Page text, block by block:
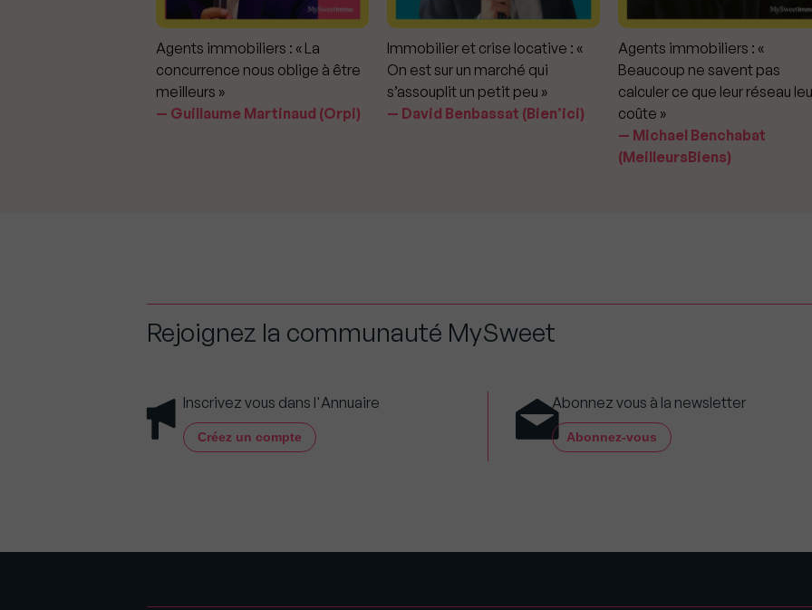
Agents immobiliers : « La
concurrence nous oblige à être
meilleurs »
Guillaume Martinaud (Orpi)
Immobilier et crise locative : «
On est sur un marché qui
s’assouplit un petit peu »
David Benbassat (Bien’ici)
Agents immobiliers : «
Beaucoup ne savent pas
calculer ce que leur réseau
coûte »
Michael Benchabat
(MeilleursBiens)
Rejoignez la communauté MySweet
Inscrivez vous dans l'Annuaire
Créez un compte
Abonnez vous à la newsletter
Abonnez-vous